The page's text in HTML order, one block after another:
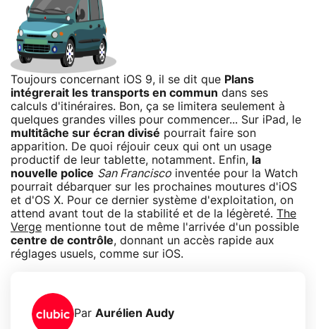
Toujours concernant iOS 9, il se dit que Plans
intégrerait les transports en commun dans ses
calculs d'itinéraires. Bon, ça se limitera seulement à
quelques grandes villes pour commencer... Sur iPad, le
multitâche sur écran divisé pourrait faire son
apparition. De quoi réjouir ceux qui ont un usage
productif de leur tablette, notamment. Enfin, la
nouvelle police San Francisco inventée pour la Watch
pourrait débarquer sur les prochaines moutures d'iOS
et d'OS X. Pour ce dernier système d'exploitation, on
attend avant tout de la stabilité et de la légèreté. The
Verge mentionne tout de même l'arrivée d'un possible
centre de contrôle, donnant un accès rapide aux
réglages usuels, comme sur iOS.
Par Aurélien Audy